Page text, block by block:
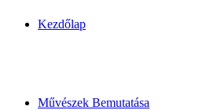
Kezdőlap
Művészek Bemutatása